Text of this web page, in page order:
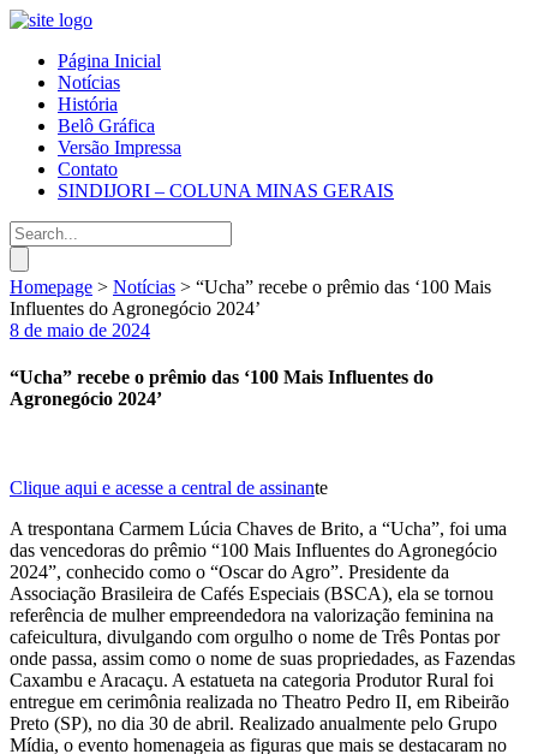
Página Inicial
Notícias
História
Belô Gráfica
Versão Impressa
Contato
SINDIJORI – COLUNA MINAS GERAIS
Homepage > Notícias > “Ucha” recebe o prêmio das ‘100 Mais
Influentes do Agronegócio 2024’
8 de maio de 2024
“Ucha” recebe o prêmio das ‘100 Mais Influentes do
Agronegócio 2024’
Clique aqui e acesse a central de assinante
A trespontana Carmem Lúcia Chaves de Brito, a “Ucha”, foi uma
das vencedoras do prêmio “100 Mais Influentes do Agronegócio
2024”, conhecido como o “Oscar do Agro”. Presidente da
Associação Brasileira de Cafés Especiais (BSCA), ela se tornou
referência de mulher empreendedora na valorização feminina na
cafeicultura, divulgando com orgulho o nome de Três Pontas por
onde passa, assim como o nome de suas propriedades, as Fazendas
Caxambu e Aracaçu. A estatueta na categoria Produtor Rural foi
entregue em cerimônia realizada no Theatro Pedro II, em Ribeirão
Preto (SP), no dia 30 de abril. Realizado anualmente pelo Grupo
Mídia, o evento homenageia as figuras que mais se destacaram no